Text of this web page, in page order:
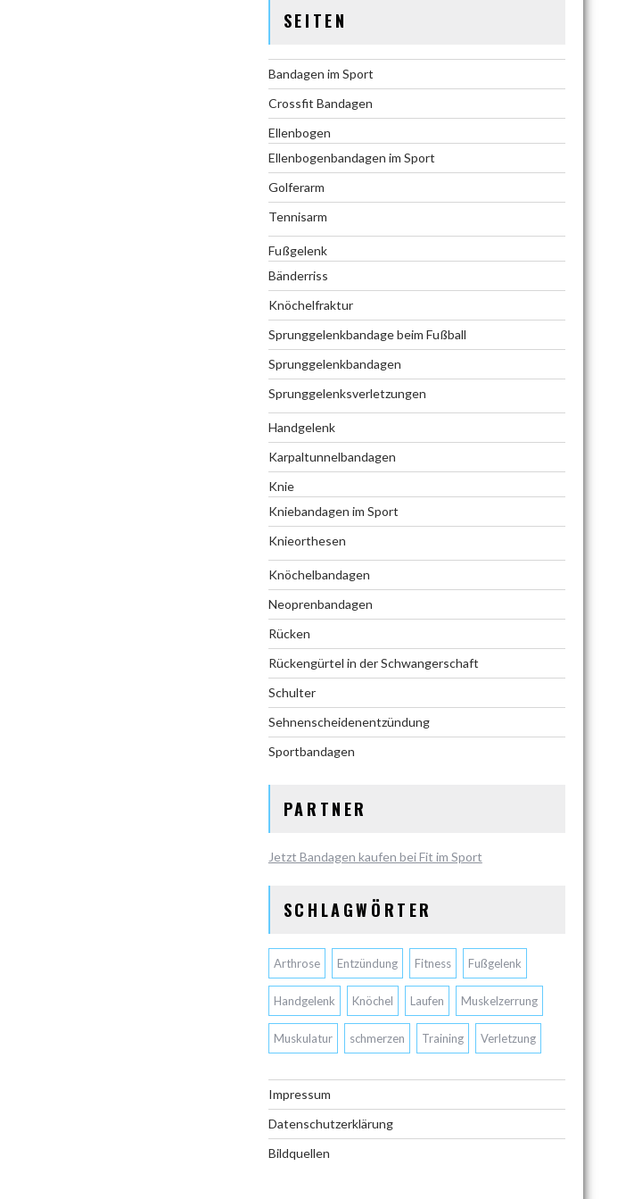
SEITEN
Bandagen im Sport
Crossfit Bandagen
Ellenbogen
Ellenbogenbandagen im Sport
Golferarm
Tennisarm
Fußgelenk
Bänderriss
Knöchelfraktur
Sprunggelenkbandage beim Fußball
Sprunggelenkbandagen
Sprunggelenksverletzungen
Handgelenk
Karpaltunnelbandagen
Knie
Kniebandagen im Sport
Knieorthesen
Knöchelbandagen
Neoprenbandagen
Rücken
Rückengürtel in der Schwangerschaft
Schulter
Sehnenscheidenentzündung
Sportbandagen
PARTNER
Jetzt Bandagen kaufen bei Fit im Sport
SCHLAGWÖRTER
Arthrose Entzündung Fitness Fußgelenk
Handgelenk Knöchel Laufen Muskelzerrung
Muskulatur schmerzen Training Verletzung
Impressum
Datenschutzerklärung
Bildquellen